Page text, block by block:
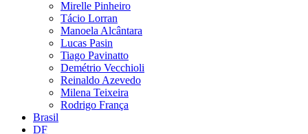
Mirelle Pinheiro
Tácio Lorran
Manoela Alcântara
Lucas Pasin
Tiago Pavinatto
Demétrio Vecchioli
Reinaldo Azevedo
Milena Teixeira
Rodrigo França
Brasil
DF